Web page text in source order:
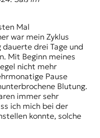
Mal
war mein Zyklus
drei Tage und
Mit Beginn meines
nicht mehr
Pause
Blutung.
immer sehr
ich mich bei der
konnte, solche